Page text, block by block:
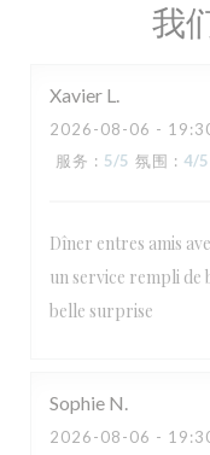
我
Xavier L
2026-08-06 -
服务 : 5/5 氛围 : 4/5
Dîner entres amis
un service rempli de
belle surprise
Sophie N
2026-08-06 -